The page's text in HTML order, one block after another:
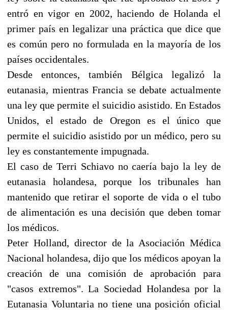
entró en vigor en 2002, haciendo de Holanda el
primer país en legalizar una práctica que dice que
es común pero no formulada en la mayoría de los
países occidentales.
Desde entonces, también Bélgica legalizó la
eutanasia, mientras Francia se debate actualmente
una ley que permite el suicidio asistido. En Estados
Unidos, el estado de Oregon es el único que
permite el suicidio asistido por un médico, pero su
ley es constantemente impugnada.
El caso de Terri Schiavo no caería bajo la ley de
eutanasia holandesa, porque los tribunales han
mantenido que retirar el soporte de vida o el tubo
de alimentación es una decisión que deben tomar
los médicos.
Peter Holland, director de la Asociación Médica
Nacional holandesa, dijo que los médicos apoyan la
creación de una comisión de aprobación para
"casos extremos". La Sociedad Holandesa por la
Eutanasia Voluntaria no tiene una posición oficial